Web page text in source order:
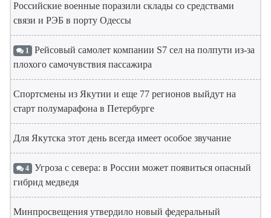
Российские военные поразили склады со средствами
связи и РЭБ в порту Одессы
1 Рейсовый самолет компании S7 сел на полпути из-за
плохого самочувствия пассажира
Спортсмены из Якутии и еще 77 регионов выйдут на
старт полумарафона в Петербурге
Для Якутска этот день всегда имеет особое звучание
4 Угроза с севера: в России может появиться опасный
гибрид медведя
Минпросвещения утвердило новый федеральный